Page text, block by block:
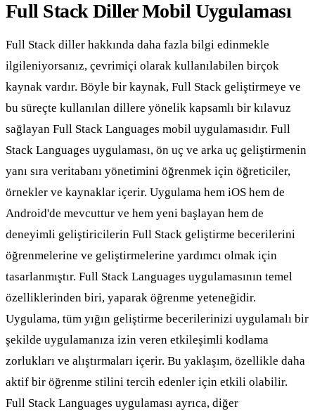
Full Stack Diller Mobil Uygulaması
Full Stack diller hakkında daha fazla bilgi edinmekle
ilgileniyorsanız, çevrimiçi olarak kullanılabilen birçok
kaynak vardır. Böyle bir kaynak, Full Stack geliştirmeye ve
bu süreçte kullanılan dillere yönelik kapsamlı bir kılavuz
sağlayan Full Stack Languages mobil uygulamasıdır. Full
Stack Languages uygulaması, ön uç ve arka uç geliştirmenin
yanı sıra veritabanı yönetimini öğrenmek için öğreticiler,
örnekler ve kaynaklar içerir. Uygulama hem iOS hem de
Android'de mevcuttur ve hem yeni başlayan hem de
deneyimli geliştiricilerin Full Stack geliştirme becerilerini
öğrenmelerine ve geliştirmelerine yardımcı olmak için
tasarlanmıştır. Full Stack Languages uygulamasının temel
özelliklerinden biri, yaparak öğrenme yeteneğidir.
Uygulama, tüm yığın geliştirme becerilerinizi uygulamalı bir
şekilde uygulamanıza izin veren etkileşimli kodlama
zorlukları ve alıştırmaları içerir. Bu yaklaşım, özellikle daha
aktif bir öğrenme stilini tercih edenler için etkili olabilir.
Full Stack Languages uygulaması ayrıca, diğer